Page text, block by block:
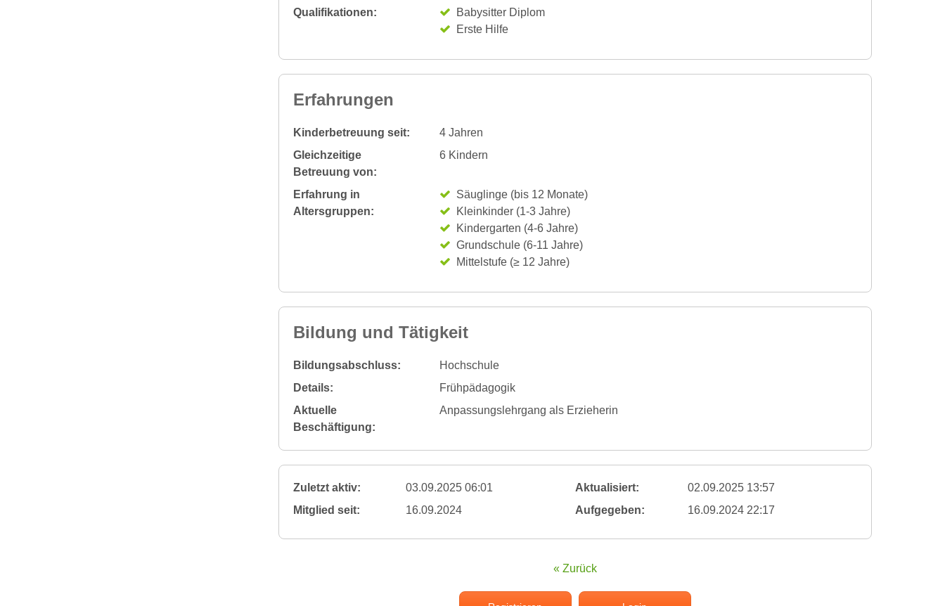
Qualifikationen:
Babysitter Diplom
Erste Hilfe
Erfahrungen
Kinderbetreuung seit:
4 Jahren
Gleichzeitige
Betreuung von:
6 Kindern
Erfahrung in
Altersgruppen:
Säuglinge (bis 12 Monate)
Kleinkinder (1-3 Jahre)
Kindergarten (4-6 Jahre)
Grundschule (6-11 Jahre)
Mittelstufe (≥ 12 Jahre)
Bildung und Tätigkeit
Bildungsabschluss:
Hochschule
Details:
Frühpädagogik
Aktuelle
Beschäftigung:
Anpassungslehrgang als Erzieherin
Zuletzt aktiv: 03.09.2025 06:01 Aktualisiert:
02.09.2025 13:57
Mitglied seit:
16.09.2024 Aufgegeben: 16.09.2024 22:17
« Zurück